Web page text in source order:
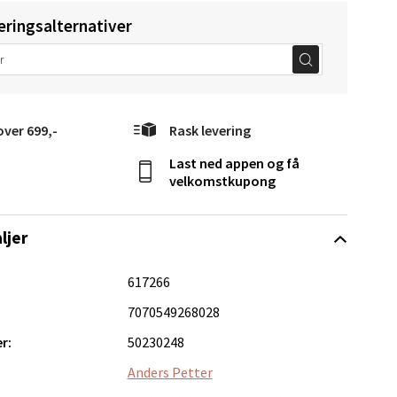
699,- Rask levering
Last ned appen og få
velkomstkupong
617266
7070549268028
50230248
Anders Petter
g